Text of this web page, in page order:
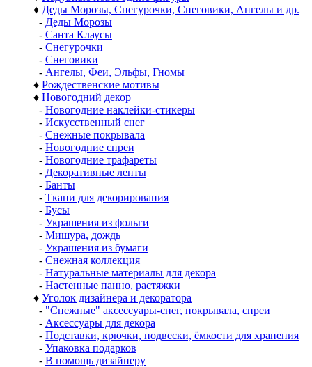
♦ Деды Морозы, Снегурочки, Снеговики, Ангелы и др.
- Деды Морозы
- Санта Клаусы
- Снегурочки
- Снеговики
- Ангелы, Феи, Эльфы, Гномы
♦ Рождественские мотивы
♦ Новогодний декор
- Новогодние наклейки-стикеры
- Искусственный снег
- Снежные покрывала
- Новогодние спреи
- Новогодние трафареты
- Декоративные ленты
- Банты
- Ткани для декорирования
- Бусы
- Украшения из фольги
- Мишура, дождь
- Украшения из бумаги
- Снежная коллекция
- Натуральные материалы для декора
- Настенные панно, растяжки
♦ Уголок дизайнера и декоратора
- "Снежные" аксессуары-снег, покрывала, спреи
- Аксессуары для декора
- Подставки, крючки, подвески, ёмкости для хранения
- Упаковка подарков
- В помощь дизайнеру